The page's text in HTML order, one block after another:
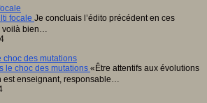
Je concluais l’édito précédent en ces
voilà bien…
choc des mutations
«Être attentifs aux évolutions
est enseignant, responsable…